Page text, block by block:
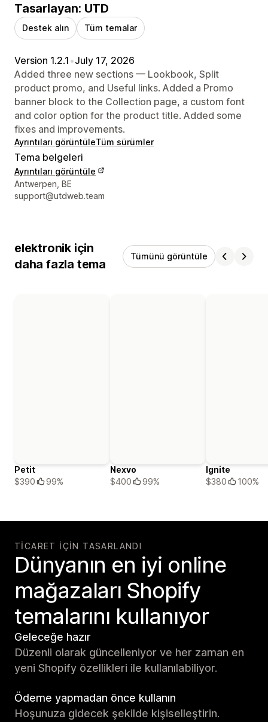
Tasarlayan: UTD
Destek alın Tüm temalar
Version 1.2.1 •July 17, 2026
Added three new sections — Lookbook, Split
product promo, and Useful links. Added a Promo
banner block to the Collection page, a custom font
and color option for the product title. Added some
fixes and improvements.
Ayrıntıları görüntüleTüm sürümler
Tema belgeleri
Ayrıntıları görüntüle
Tasarımcı iletişim bilgileri
Antwerpen, BE
support@utdweb.team
elektronik için
daha fazla tema
Tümünü görüntüle
Petit
$390
99%
Nexvo
$400
99%
Ignite
$380
100%
TICARET IÇIN TASARLANDI
Dünyanın en iyi online
mağazaları Shopify
temalarını kullanıyor
Geleceğe hazır
Düzenli olarak güncelleniyor ve her zaman en
yeni Shopify özellikleri ile kullanılabiliyor.
Ödeme yapmadan önce kullanın
Hoşunuza gidecek şekilde kişiselleştirin.